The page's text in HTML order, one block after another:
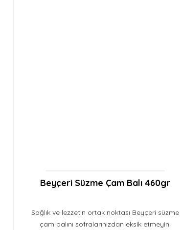
Beyçeri Süzme Çam Balı 460gr
Sağlık ve lezzetin ortak noktası Beyçeri süzme
çam balını sofralarınızdan eksik etmeyin.